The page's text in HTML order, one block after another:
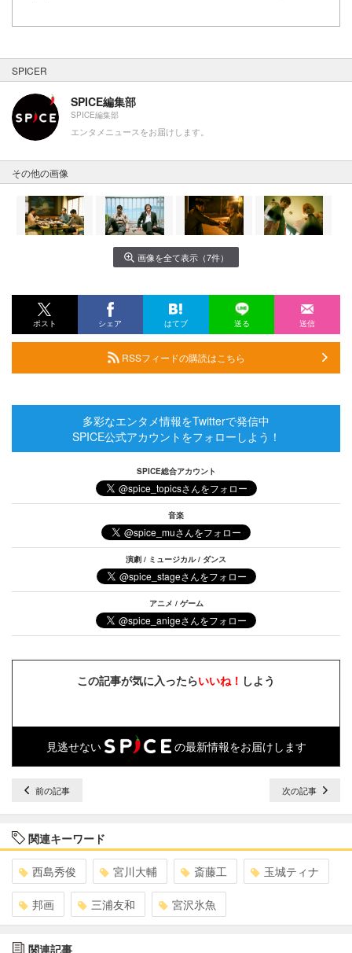
SPICER
SPICE編集部
SPICE編集部
エンタメニュースをお届けします。
その他の画像
画像を全て表示（7件）
ポスト シェア はてブ 送る 送信
RSSフィードの購読はこちら
多彩なエンタメ情報をTwitterで発信中
SPICE公式アカウントをフォローしよう！
SPICE総合アカウント
音楽
演劇 / ミュージカル / ダンス
アニメ / ゲーム
この記事が気に入ったらいいね！ しよう
見逃せない の最新情報をお届けします
前の記事 次の記事
関連キーワード
西島秀俊 宮川大輔 斎藤工 玉城ティナ
邦画 三浦友和 宮沢氷魚
関連記事